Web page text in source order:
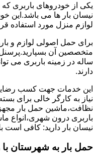
یکی از خودروهای باربری
نیسان بار ها می باشد.این
لوازم منزل مورد استفاده
برای حمل اصولی لوازم و
متخصصین آن بسپارید.پرسنل
ساله در زمینه باربری می
دارند.
این خدمات جهت کسب
نیاز به کارگر خالی برای
نظافت،ماشین حمل بار
باربری درون شهری،انواع
نیسان بار دارید: کافی است
حمل بار به شهرستان با